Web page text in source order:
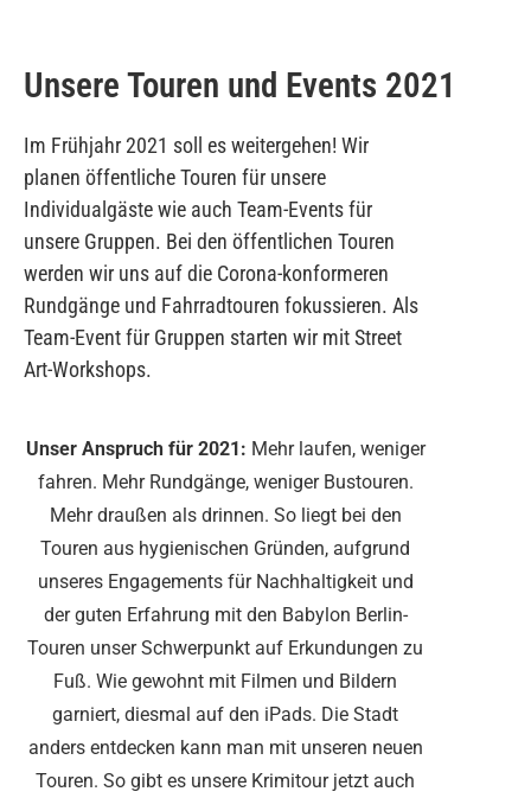
Unsere Touren und Events 2021
Im Frühjahr 2021 soll es weitergehen! Wir
planen öffentliche Touren für unsere
Individualgäste wie auch Team-Events für
unsere Gruppen. Bei den öffentlichen Touren
werden wir uns auf die Corona-konformeren
Rundgänge und Fahrradtouren fokussieren. Als
Team-Event für Gruppen starten wir mit Street
Art-Workshops.
Unser Anspruch für 2021: Mehr laufen, weniger
fahren. Mehr Rundgänge, weniger Bustouren.
Mehr draußen als drinnen. So liegt bei den
Touren aus hygienischen Gründen, aufgrund
unseres Engagements für Nachhaltigkeit und
der guten Erfahrung mit den Babylon Berlin-
Touren unser Schwerpunkt auf Erkundungen zu
Fuß. Wie gewohnt mit Filmen und Bildern
garniert, diesmal auf den iPads. Die Stadt
anders entdecken kann man mit unseren neuen
Touren. So gibt es unsere Krimitour jetzt auch